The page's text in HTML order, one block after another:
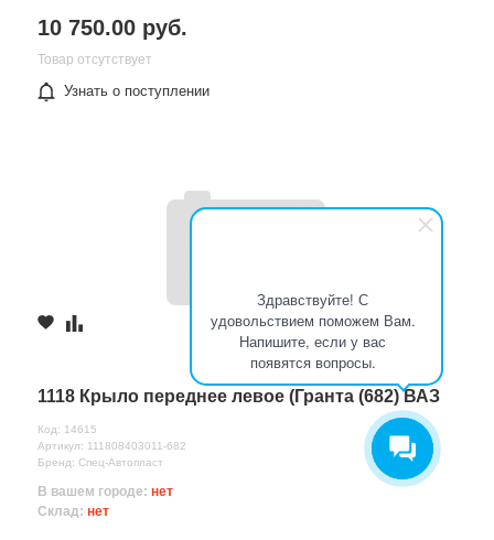
Здравствуйте! С
удовольствием поможем Вам.
Напишите, если у вас
появятся вопросы.
10 750.00 руб.
Товар отсутствует
Узнать о поступлении
1118 Крыло переднее левое (Гранта (682) ВАЗ
Код: 14615
Артикул: 111808403011-682
Бренд: Спец-Автопласт
В вашем городе: нет
Склад: нет